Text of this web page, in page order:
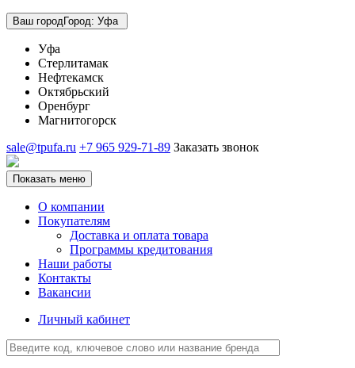
Ваш городГород: Уфа
Уфа
Стерлитамак
Нефтекамск
Октябрьский
Оренбург
Магнитогорск
sale@tpufa.ru +7 965 929-71-89 Заказать звонок
Показать меню
О компании
Покупателям
Доставка и оплата товара
Программы кредитования
Наши работы
Контакты
Вакансии
Личный кабинет